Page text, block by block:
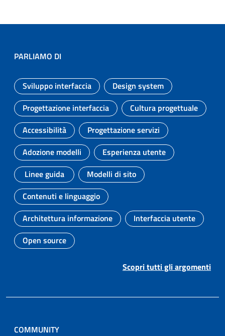
PARLIAMO DI
Argomento:
Sviluppo interfaccia
Argomento:
Design system
Argomento:
Progettazione interfaccia
Argomento:
Cultura progettuale
Argomento:
Accessibilità
Argomento:
Progettazione servizi
Argomento:
Adozione modelli
Argomento:
Esperienza utente
Argomento:
Linee guida
Argomento:
Modelli di sito
Argomento:
Contenuti e linguaggio
Argomento:
Architettura informazione
Argomento:
Interfaccia utente
Argomento:
Open source
Scopri tutti gli argomenti
COMMUNITY